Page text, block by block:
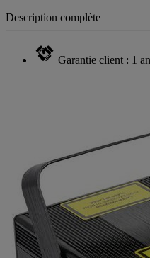
Description complète
Garantie client : 1 an